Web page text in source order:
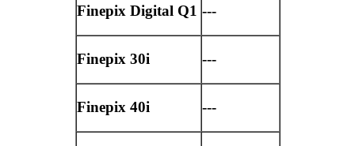
Finepix Digital Q1 ---
Finepix 30i ---
Finepix 40i ---